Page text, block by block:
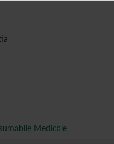
Medicale